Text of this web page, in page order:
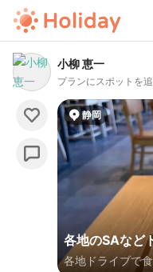
小柳 恵一
プランにスポットを
静岡
各地のSAなど
して日帰り温泉
各地ドライブで